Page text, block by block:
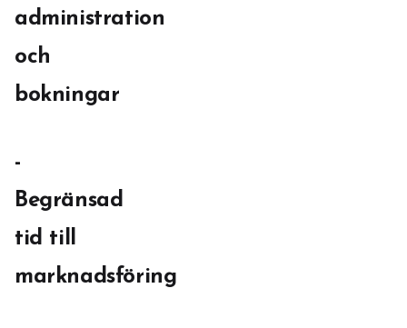
administration
och
bokningar
-
Begränsad
tid till
marknadsföring